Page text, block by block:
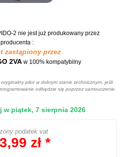
2 nie jest już produkowany przez
producenta :
zastąpiony przez
2VA w 100% kompatybilny
pilot w dobrym stanie technicznym, jeśli
odbędzie się poprzez samouczenie.
w piątek, 7 sierpnia 2026
podatek vat
zł *